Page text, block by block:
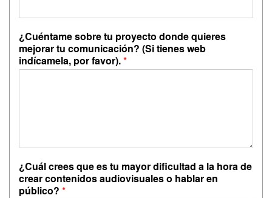
¿Cuéntame sobre tu proyecto donde quieres
mejorar tu comunicación? (Si tienes web
indícamela, por favor).*
¿Cuál crees que es tu mayor dificultad a la hora de
crear contenidos audiovisuales o hablar en
público? *